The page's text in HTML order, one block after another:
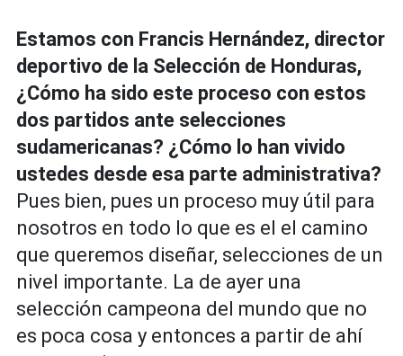
Estamos con Francis Hernández, director
deportivo de la Selección de Honduras,
¿Cómo ha sido este proceso con estos
dos partidos ante selecciones
sudamericanas? ¿Cómo lo han vivido
ustedes desde esa parte administrativa?
Pues bien, pues un proceso muy útil para
nosotros en todo lo que es el el camino
que queremos diseñar, selecciones de un
nivel importante. La de ayer una
selección campeona del mundo que no
es poca cosa y entonces a partir de ahí